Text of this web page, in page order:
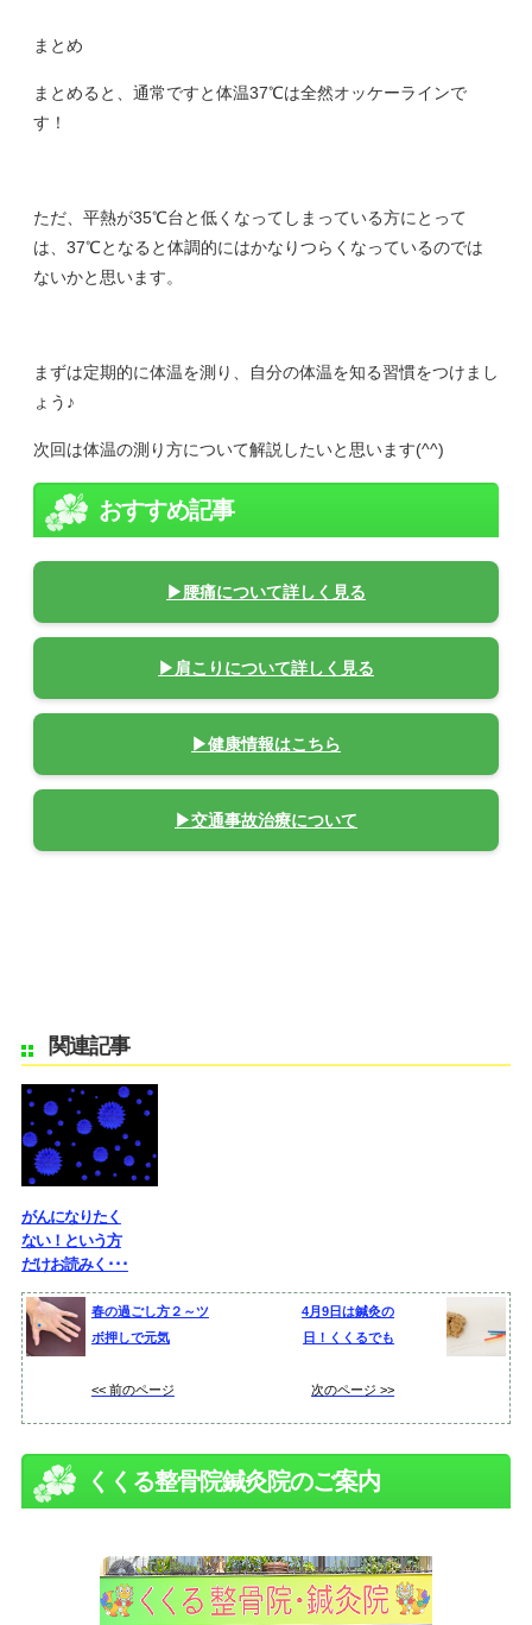
まとめ
まとめると、通常ですと体温37℃は全然オッケーラインで
す！
ただ、平熱が35℃台と低くなってしまっている方にとって
は、37℃となると体調的にはかなりつらくなっているのでは
ないかと思います。
まずは定期的に体温を測り、自分の体温を知る習慣をつけまし
ょう♪
次回は体温の測り方について解説したいと思います(^^)
おすすめ記事
▶腰痛について詳しく見る
▶肩こりについて詳しく見る
▶健康情報はこちら
▶交通事故治療について
関連記事
がんになりたく
ない！という方
だけお読みく･･･
春の過ごし方２～ツ
ボ押しで元気
<< 前のページ
4月9日は鍼灸の
日！くくるでも
次のページ >>
くくる整骨院鍼灸院のご案内